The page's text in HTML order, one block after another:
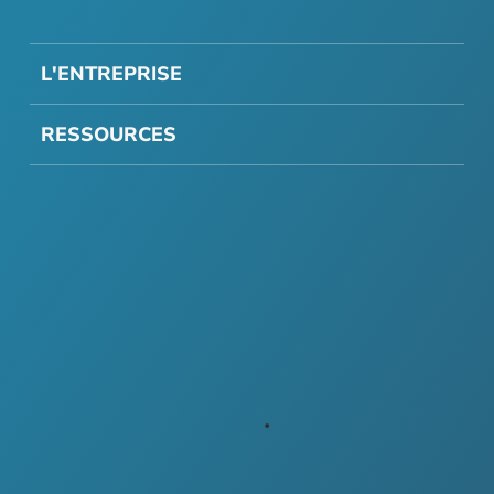
L'ENTREPRISE
RESSOURCES